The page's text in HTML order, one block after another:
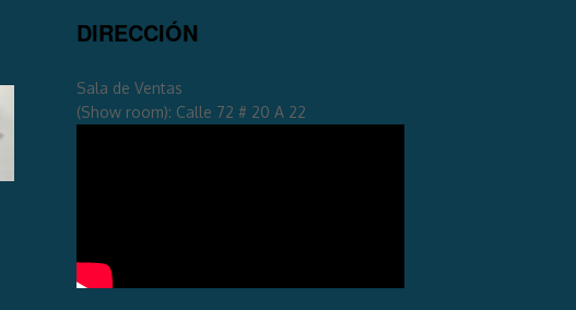
DIRECCIÓN
Sala de Ventas
(Show room): Calle 72 # 20 A 22